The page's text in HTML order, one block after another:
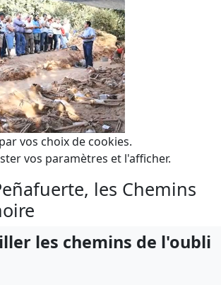
vos choix de cookies.
vos paramètres et l'afficher.
les Chemins
les chemins de l'oubli